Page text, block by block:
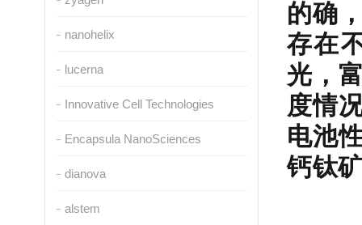
nanohelix
lucerna
Innovative Cell Technologies
Encapsula NanoSciences
dianova
alstem
的确
存在
光，
度情
电池
钙钛